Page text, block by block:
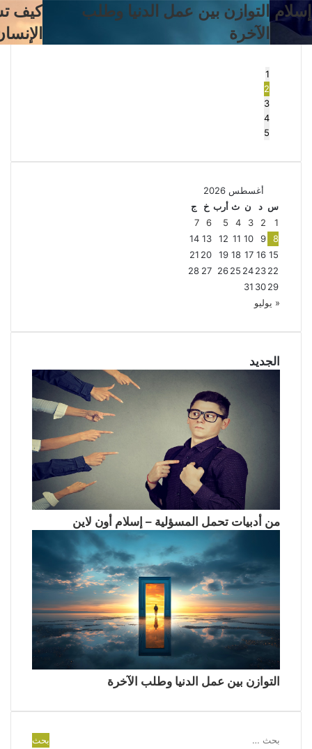
كيف
تشكل
العبادات
كيف تشكل العبادات شخصية
الإنسان؟
أهم
أسباب
عدم
أهم
1
2
3
4
5
أغسطس 2026
س د ن ث أرب خ
ج
1
2
3
4
5
6
7
8
9
10
11
12
13
14
15
16
17
18
19
20
21
22
23
24
25
26
27
28
29
30
31
« يوليو
الجديد
من أدبيات تحمل المسؤلية – إسلام أون لاين
التوازن بين عمل الدنيا وطلب الآخرة